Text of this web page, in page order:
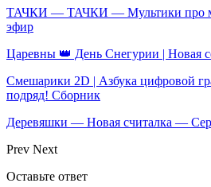
ТАЧКИ — ТАЧКИ — Мультики про
эфир
Царевны 👑 День Снегурии | Новая
Смешарики 2D | Азбука цифровой
подряд! Сборник
Деревяшки — Новая считалка —
Prev Next
Оставьте ответ